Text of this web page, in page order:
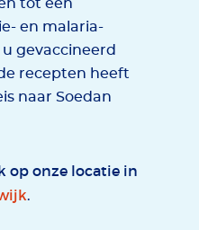
tot een
en malaria-
gevaccineerd
recepten heeft
naar Soedan
op onze locatie in
.